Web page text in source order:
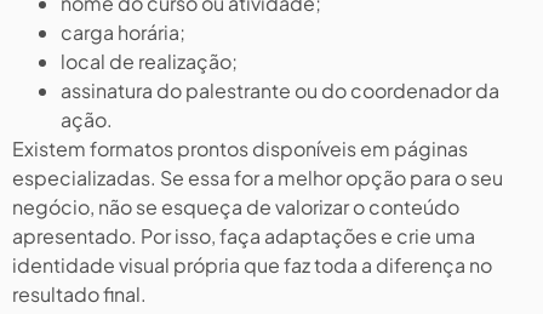
carga horária;
local de realização;
assinatura do palestrante ou do coordenador da
ação.
Existem formatos prontos disponíveis em páginas
especializadas. Se essa for a melhor opção para o seu
negócio, não se esqueça de valorizar o conteúdo
apresentado. Por isso, faça adaptações e crie uma
identidade visual própria que faz toda a diferença no
resultado final.